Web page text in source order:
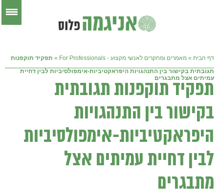
דף הבית » מאמרים ומחקרים לאנשי מקצוע - For Professionals » תפקיד תוקפנות
תגובתית בקישור בין התנהגויות היפראקטיביות-אימפולסיביות לבין דחיית
עמיתים אצל מתבגרים
תפקיד תוקפנות תגובתית
בקישור בין התנהגויות
היפראקטיביות-אימפולסיביות
לבין דחיית עמיתים אצל
מתבגרים